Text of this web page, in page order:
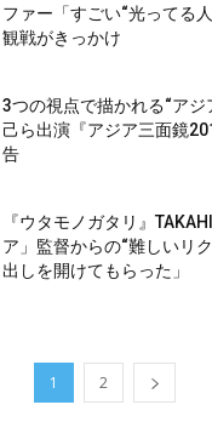
ファー「すごい“光ってる
観戦がきっかけ
3つの視点で描かれる“アジ
己ら出演『アジア三面鏡
告
『ウタモノガタリ』
ア」監督からの“難しいリ
出しを開けてもらった」
1 2